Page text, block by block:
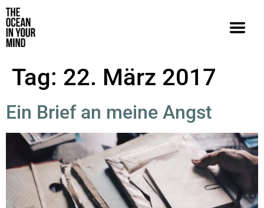
Tag: 22. März 2017
Ein Brief an meine Angst